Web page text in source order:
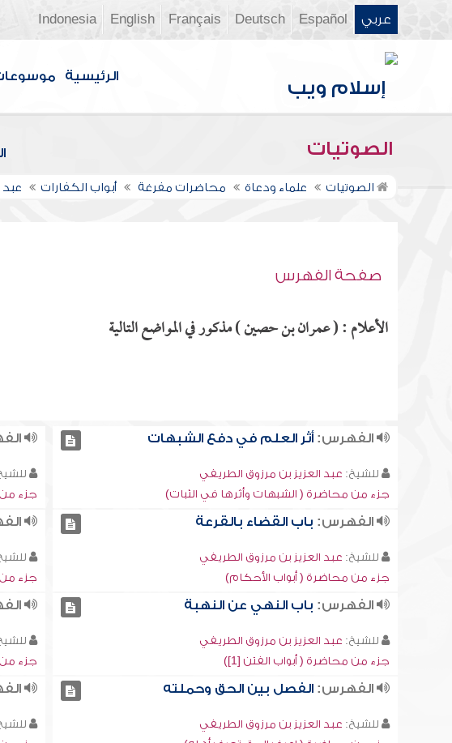
عربي Español
Deutsch
Français
English
Indonesia
الرئيسية
الصوتيات
الصوتيات علماء ودعاة محاضرات مفرغة أبواب الكفارات عبد
صفحة الفهرس
الأعلام : ( عمران بن حصين ) مذكور في المواضع التالية
الفهرس:أثر العلم في دفع الشبهات
للشيخ: عبد العزيز بن مرزوق الطريفي
جزء من محاضرة ( الشبهات وأثرها في الثبات)
جزء من
الفهرس: باب القضاء بالقرعة
للشيخ: عبد العزيز بن مرزوق الطريفي
جزء من محاضرة ( أبواب الأحكام)
جزء من
الفهرس: باب النهي عن النهبة
للشيخ: عبد العزيز بن مرزوق الطريفي
جزء من محاضرة ( أبواب الفتن [1])
جزء من
الفهرس:الفصل بين الحق وحملته
للشيخ: عبد العزيز بن مرزوق الطريفي